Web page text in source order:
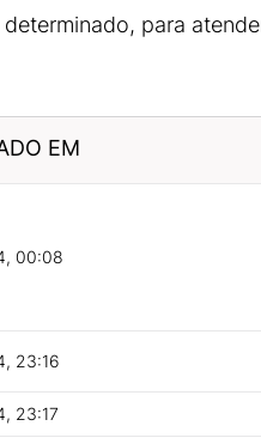
para
EM
00:08
23:16
23:17